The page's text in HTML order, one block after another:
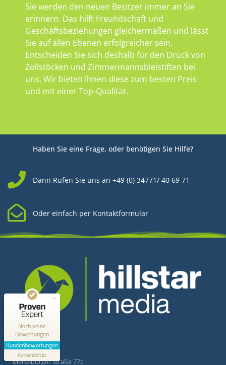
Sie werden den neuen Besitzer immer an Sie
erinnern. Das hilft Freundschaft und
Geschäftsbeziehungen gleichermaßen und lässt
Sie auf allen Ebenen erfolgreicher sein.
Entscheiden Sie sich deshalb für den Druck von
Zollstöcken und Zimmermannsbleistiften bei
uns. Wir bieten Ihnen diese zum besten Preis
und mit einer Top-Qualität.
Haben Sie eine Frage, oder benötigen Sie Hilfe?
Dann Rufen Sie uns an +49 (0) 34771/ 40 69 71
Oder einfach per Kontaktformular
Kontakt
Hillstar Media
Merseburger Straße 77c
Noch keine
Bewertungen
Kundenbewertungen
Authentizität
Kundenbewertungen und Erfahrungen zu
Hillstar Media
MANGELHAFT
0,00 / 5,00
Erfahren Sie mehr über dieses Bewertungssiegel
Profil ansehen